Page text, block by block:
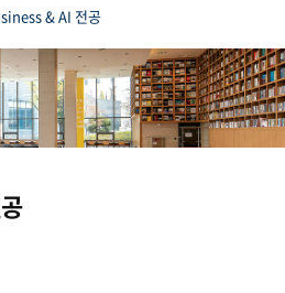
& AI 전공